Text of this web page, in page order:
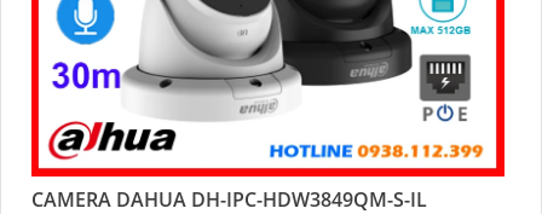
CAMERA DAHUA DH-IPC-HDW3849QM-S-IL